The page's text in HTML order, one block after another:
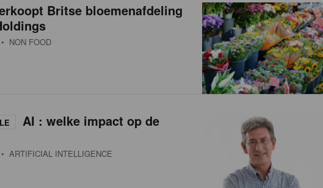
Britse bloemenafdeling
• NON FOOD
AI : welke impact op de
• ARTIFICIAL INTELLIGENCE